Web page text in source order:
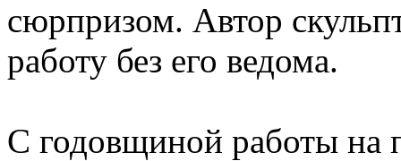
сюрпризом. Автор
работу без его ведома.
С годовщиной работы на